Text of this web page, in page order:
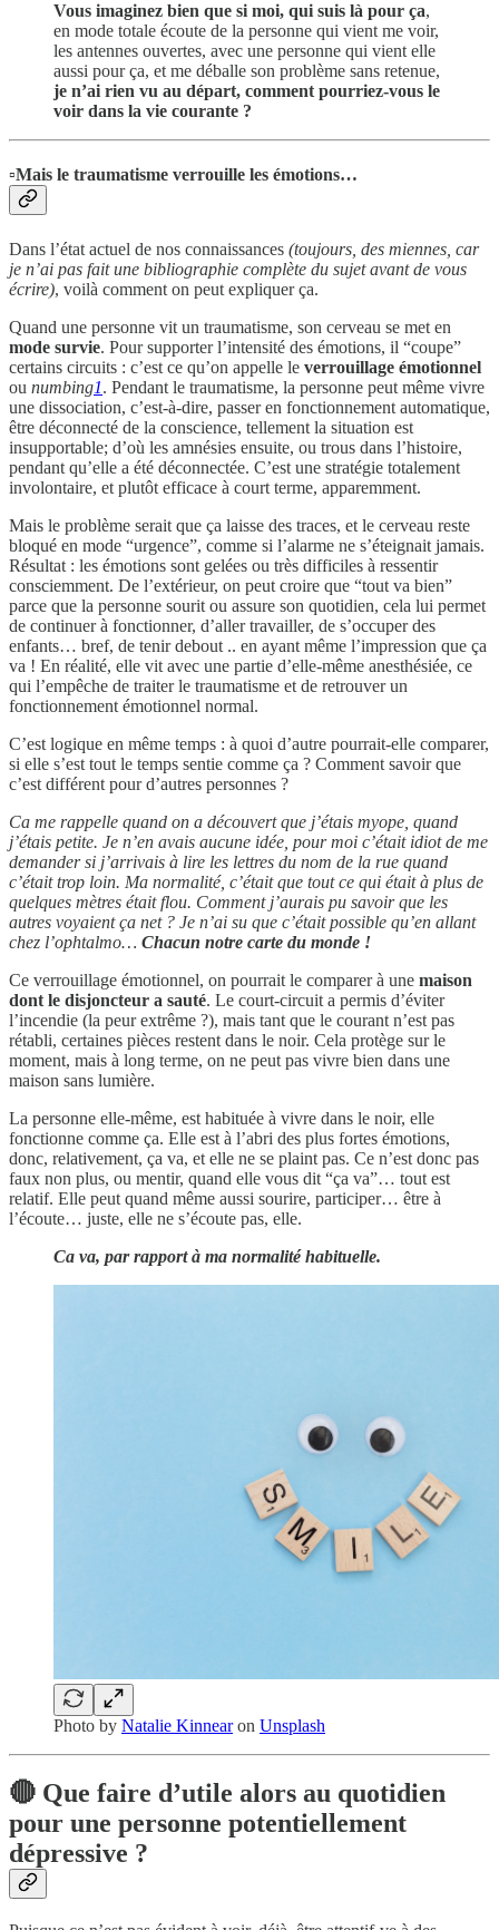
Vous imaginez bien que si moi, qui suis là pour ça,
en mode totale écoute de la personne qui vient me voir,
les antennes ouvertes, avec une personne qui vient elle
aussi pour ça, et me déballe son problème sans retenue,
je n’ai rien vu au départ, comment pourriez-vous le
voir dans la vie courante ?
▫️Mais le traumatisme verrouille les émotions…
Dans l’état actuel de nos connaissances (toujours, des miennes, car
je n’ai pas fait une bibliographie complète du sujet avant de vous
écrire), voilà comment on peut expliquer ça.
Quand une personne vit un traumatisme, son cerveau se met en
mode survie. Pour supporter l’intensité des émotions, il “coupe”
certains circuits : c’est ce qu’on appelle le verrouillage émotionnel
ou numbing1. Pendant le traumatisme, la personne peut même vivre
une dissociation, c’est-à-dire, passer en fonctionnement automatique,
être déconnecté de la conscience, tellement la situation est
insupportable; d’où les amnésies ensuite, ou trous dans l’histoire,
pendant qu’elle a été déconnectée. C’est une stratégie totalement
involontaire, et plutôt efficace à court terme, apparemment.
Mais le problème serait que ça laisse des traces, et le cerveau reste
bloqué en mode “urgence”, comme si l’alarme ne s’éteignait jamais.
Résultat : les émotions sont gelées ou très difficiles à ressentir
consciemment. De l’extérieur, on peut croire que “tout va bien”
parce que la personne sourit ou assure son quotidien, cela lui permet
de continuer à fonctionner, d’aller travailler, de s’occuper des
enfants… bref, de tenir debout .. en ayant même l’impression que ça
va ! En réalité, elle vit avec une partie d’elle-même anesthésiée, ce
qui l’empêche de traiter le traumatisme et de retrouver un
fonctionnement émotionnel normal.
C’est logique en même temps : à quoi d’autre pourrait-elle comparer,
si elle s’est tout le temps sentie comme ça ? Comment savoir que
c’est différent pour d’autres personnes ?
Ca me rappelle quand on a découvert que j’étais myope, quand
j’étais petite. Je n’en avais aucune idée, pour moi c’était idiot de me
demander si j’arrivais à lire les lettres du nom de la rue quand
c’était trop loin. Ma normalité, c’était que tout ce qui était à plus de
quelques mètres était flou. Comment j’aurais pu savoir que les
autres voyaient ça net ? Je n’ai su que c’était possible qu’en allant
chez l’ophtalmo… Chacun notre carte du monde !
Ce verrouillage émotionnel, on pourrait le comparer à une maison
dont le disjoncteur a sauté. Le court-circuit a permis d’éviter
l’incendie (la peur extrême ?), mais tant que le courant n’est pas
rétabli, certaines pièces restent dans le noir. Cela protège sur le
moment, mais à long terme, on ne peut pas vivre bien dans une
maison sans lumière.
La personne elle-même, est habituée à vivre dans le noir, elle
fonctionne comme ça. Elle est à l’abri des plus fortes émotions,
donc, relativement, ça va, et elle ne se plaint pas. Ce n’est donc pas
faux non plus, ou mentir, quand elle vous dit “ça va”… tout est
relatif. Elle peut quand même aussi sourire, participer… être à
l’écoute… juste, elle ne s’écoute pas, elle.
Ca va, par rapport à ma normalité habituelle.
Photo by Natalie Kinnearon Unsplash
🔴 Que faire d’utile alors au quotidien
pour une personne potentiellement
dépressive ?